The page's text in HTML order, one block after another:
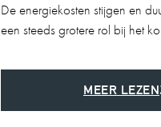
De energiekosten stijgen en
een steeds grotere rol bij het
MEER LEZEN